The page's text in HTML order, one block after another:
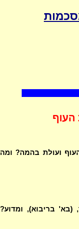
ועולת בהמה? ומה
בריבוא), ומדוע?